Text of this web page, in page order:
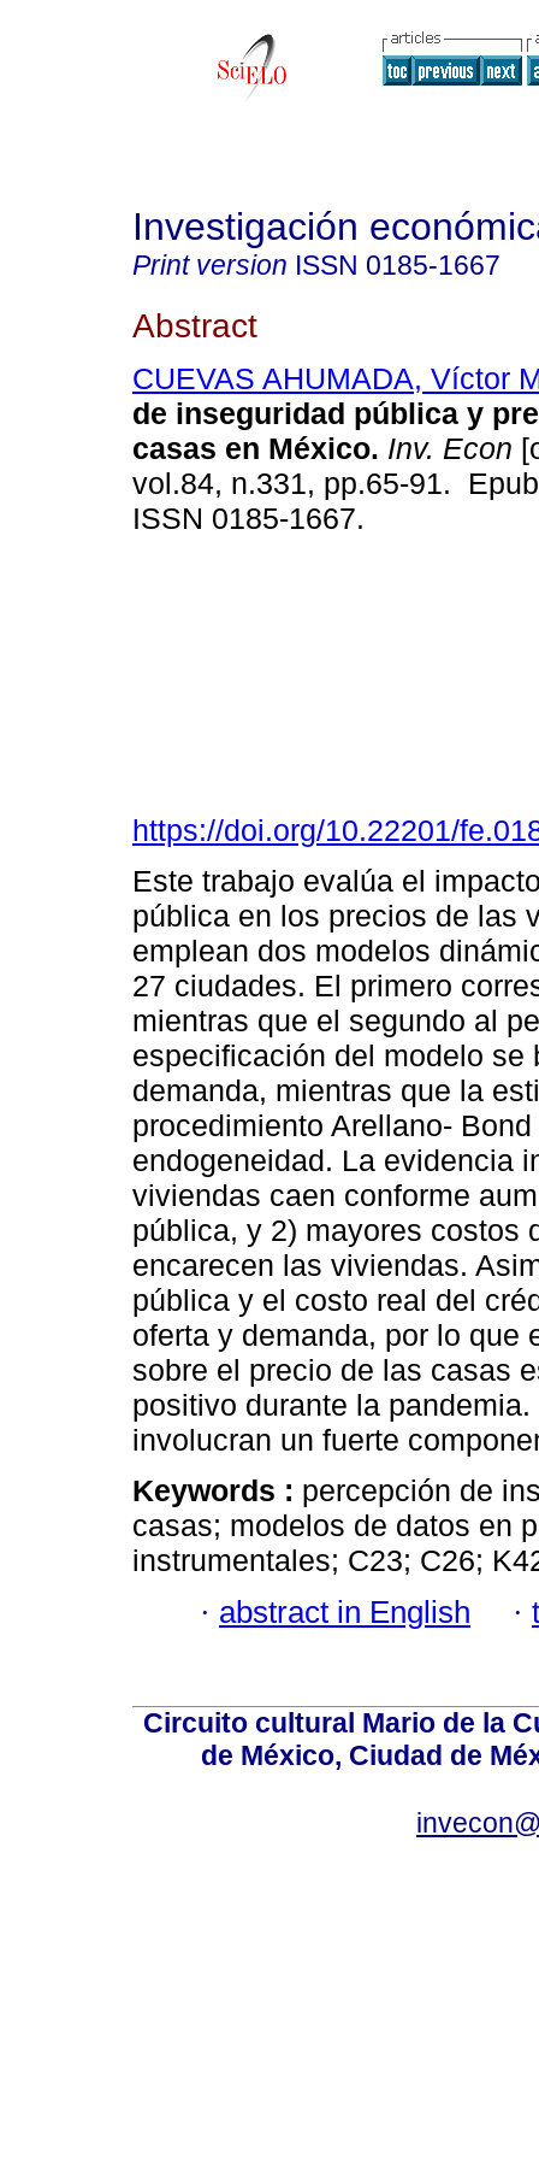
Investigación
Print version ISSN 0185-1667
Abstract
CUEVAS AHUMADA, Víctor
de inseguridad pública y
casas en México. Inv. Econ
vol.84, n.331, pp.65-91.
ISSN 0185-1667.
https://doi.org/10.22201/
Este trabajo evalúa el
pública en los precios de las
emplean dos modelos
27 ciudades. El primero
mientras que el segundo al
especificación del modelo se
demanda, mientras que la
procedimiento Arellano-
endogeneidad. La evidencia
viviendas caen conforme
pública, y 2) mayores costos
encarecen las viviendas.
pública y el costo real del
oferta y demanda, por lo que
sobre el precio de las casas
positivo durante la
involucran un fuerte
Keywords : percepción de
casas; modelos de datos en
instrumentales; C23; C26;
· abstract in English ·
Circuito cultural Mario de la
de México, Ciudad de